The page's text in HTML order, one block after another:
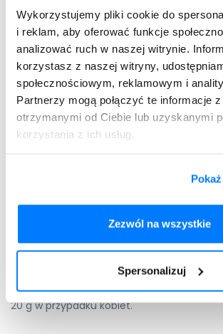
Wykorzystujemy pliki cookie do
i reklam, aby oferować funkcje
analizować ruch w naszej witrynie.
korzystasz z naszej witryny,
społecznościowym, reklamowym i
Partnerzy mogą połączyć te informacje
otrzymanymi od Ciebie lub uzyskanymi
korzystania z ich usług.
Zezwól na wszystkie
Spersonalizuj
redukcjaotyłości(szczególnie
rezygnacja z palenia tytoniu.
Dieta przy nadciśnieniu tętniczym
Wzorcową dietą, polecaną w przypadku
krążenia jest dieta DASH, bogata w
pełnego ziarna, warzywa, owoce, ryby,
DASH uznawana jest za najzdrowszą dietę
Ciekawostką może być fakt, że brak jest w
Alkohol a nadciśnienie – to zdecydowanie
spożycia kawy. Udowodniono, że wypijanie
alkoholu powoduje wzrost ciśnienia
alkoholu, jaką szacuje się za próg
uznaje się 20-30 g dziennie w przypadku
20 g w przypadku kobiet.